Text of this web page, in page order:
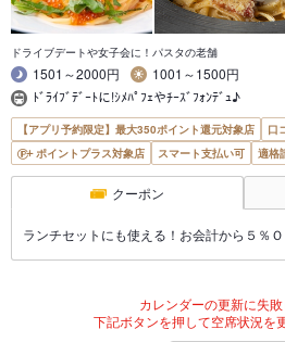
ドライブデートや女子会に！パスタの老舗
1501～2000円
1001～1500円
ﾄﾞﾗｲﾌﾞﾃﾞｰﾄに!ｼﾒﾊﾟﾌｪやﾁｰｽﾞﾌｫﾝﾃﾞｭ♪
【アプリ予約限定】最大350ポイント還元対象店
口
ポイントプラス対象店
スマート支払い可 適格
クーポン
ランチセットにも使える！お会計から５％Ｏ
カレンダーの更新に失敗
下記ボタンを押して空席状況を